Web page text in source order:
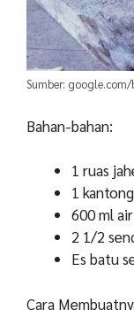
Sumber: google.com/
Bahan-bahan:
1 ruas
1
600 ml air
2 1/2
Es batu
Cara